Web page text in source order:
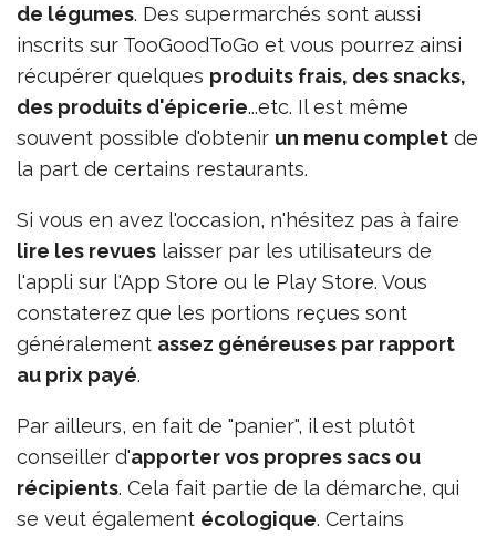
de légumes. Des supermarchés sont aussi
inscrits sur TooGoodToGo et vous pourrez ainsi
récupérer quelques produits frais, des snacks,
des produits d'épicerie...etc. Il est même
souvent possible d'obtenir un menu complet de
la part de certains restaurants.
Si vous en avez l'occasion, n'hésitez pas à faire
lire les revues laisser par les utilisateurs de
l'appli sur l'App Store ou le Play Store. Vous
constaterez que les portions reçues sont
généralement assez généreuses par rapport
au prix payé.
Par ailleurs, en fait de "panier", il est plutôt
conseiller d'apporter vos propres sacs ou
récipients. Cela fait partie de la démarche, qui
se veut également écologique. Certains